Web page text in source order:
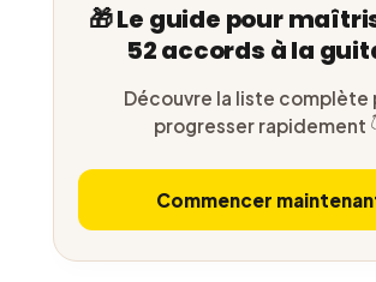
🎁 Le guide pour
52 accords à la
Découvre la liste complète
progresser rapidement
Commencer